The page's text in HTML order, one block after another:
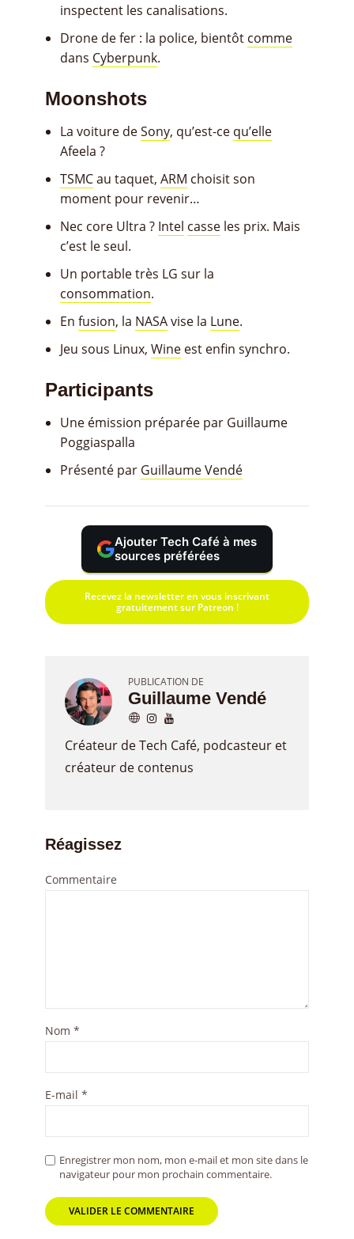
inspectent les canalisations.
Drone de fer : la police, bientôt comme
dans Cyberpunk.
Moonshots
La voiture deSony, qu’est-ce qu’elle
Afeela ?
TSMCau taquet, ARM choisit son
moment pour revenir…
Nec core Ultra ? Intel casse les prix. Mais
c’est le seul.
Un portable très LG sur la
consommation.
En fusion, la NASAvise la Lune.
Jeu sous Linux, Wine est enfin synchro.
Participants
Une émission préparée par Guillaume
Poggiaspalla
Présenté par Guillaume Vendé
Ajouter Tech Café à mes
sources préférées
Recevez la newsletter en vous inscrivant
gratuitement sur Patreon !
PUBLICATION DE
Guillaume Vendé
Créateur de Tech Café, podcasteur et
créateur de contenus
Réagissez
Commentaire
Nom *
E-mail *
Enregistrer mon nom, mon e-mail et mon site dans le
navigateur pour mon prochain commentaire.